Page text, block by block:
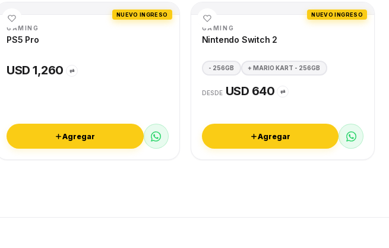
NUEVO INGRESO
GAMING
PS5 Pro
USD 1,260 ⇄
Agregar
NUEVO INGRESO
GAMING
Nintendo Switch 2
- 256GB + MARIO KART - 256GB
DESDE USD 640 ⇄
Agregar